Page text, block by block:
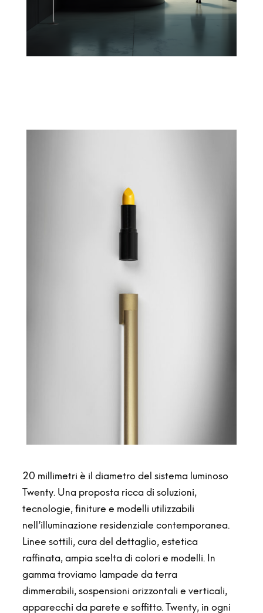
20 millimetri è il diametro del sistema luminoso
Twenty. Una proposta ricca di soluzioni,
tecnologie, finiture e modelli utilizzabili
nell’illuminazione residenziale contemporanea.
Linee sottili, cura del dettaglio, estetica
raffinata, ampia scelta di colori e modelli. In
gamma troviamo lampade da terra
dimmerabili, sospensioni orizzontali e verticali,
apparecchi da parete e soffitto. Twenty, in ogni